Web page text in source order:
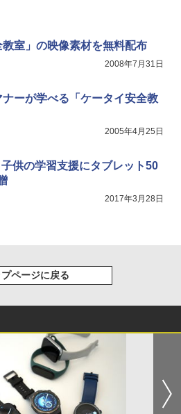
教室」の映像素材を無料配布
2008年7月31日
ナーが学べる「ケータイ安全教
2005年4月25日
子供の学習支援にタブレット50
2017年3月28日
プページに戻る